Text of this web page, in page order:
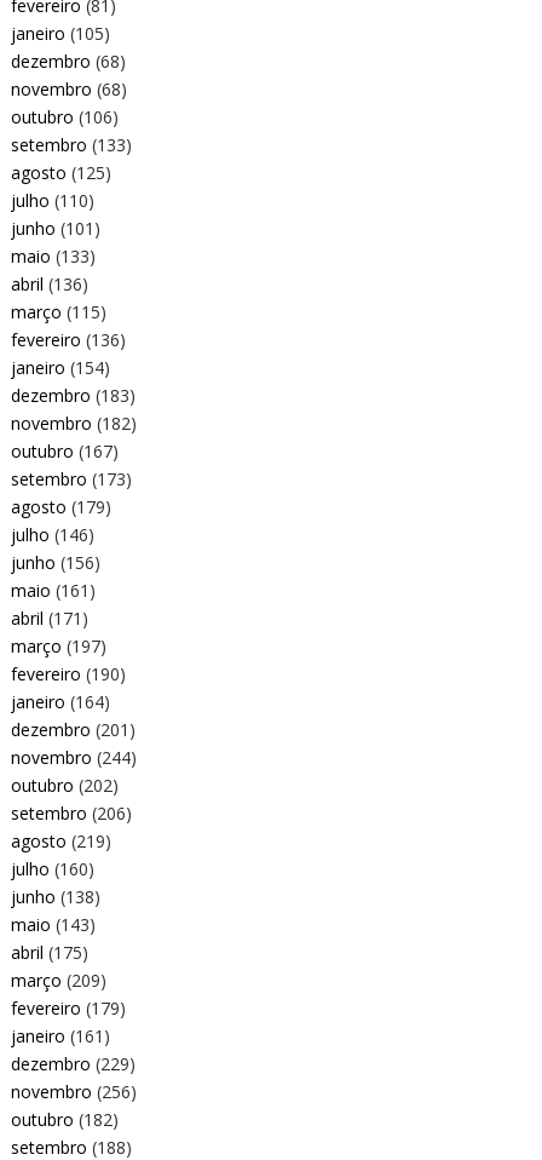
fevereiro (81)
janeiro (105)
dezembro (68)
novembro (68)
outubro (106)
setembro (133)
agosto (125)
julho (110)
junho (101)
maio (133)
abril (136)
março (115)
fevereiro (136)
janeiro (154)
dezembro (183)
novembro (182)
outubro (167)
setembro (173)
agosto (179)
julho (146)
junho (156)
maio (161)
abril (171)
março (197)
fevereiro (190)
janeiro (164)
dezembro (201)
novembro (244)
outubro (202)
setembro (206)
agosto (219)
julho (160)
junho (138)
maio (143)
abril (175)
março (209)
fevereiro (179)
janeiro (161)
dezembro (229)
novembro (256)
outubro (182)
setembro (188)